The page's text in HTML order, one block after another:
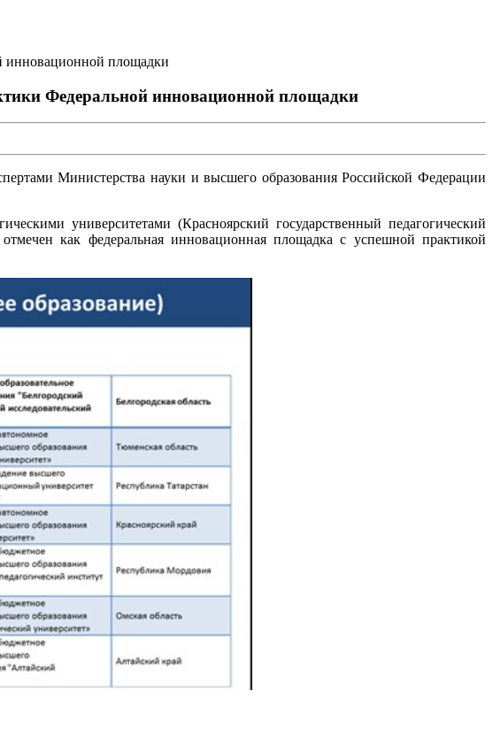
инновационной площадки
Федеральной инновационной площадки
Министерства науки и высшего образования Российской Федерации
университетами (Красноярский государственный педагогический
как федеральная инновационная площадка с успешной практикой